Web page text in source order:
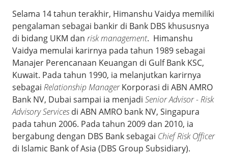
Selama 14 tahun terakhir, Himanshu Vaidya memiliki
pengalaman sebagai bankir di Bank DBS khususnya
di bidang UKM dan risk management. Himanshu
Vaidya memulai karirnya pada tahun 1989 sebagai
Manajer Perencanaan Keuangan di Gulf Bank KSC,
Kuwait. Pada tahun 1990, ia melanjutkan karirnya
sebagai Relationship ManagerKorporasi di ABN AMRO
Bank NV, Dubai sampai ia menjadi Senior Advisor - Risk
Advisory Servicesdi ABN AMRO bank NV, Singapura
pada tahun 2006. Pada tahun 2009 dan 2010, ia
bergabung dengan DBS Bank sebagai Chief Risk Officer
di Islamic Bank of Asia (DBS Group Subsidiary).